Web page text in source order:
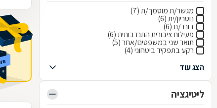
מגשר/ת מוסמך/ת (7)
נוטריון/ית (6)
בורר/ת (6)
פעילות ציבורית התנדבותית (6)
תואר שני במשפטים/אחר (5)
רקע בתפקיד ביטחוני (4)
הצג עוד
ליטיגציה